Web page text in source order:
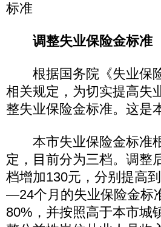
标准
调整失业保险金标准
根据国务院《失业保险
相关规定，为切实提高失
整失业保险金标准。这是
本市失业保险金标准根
定，目前分为三档。调
档增加130元，分别提高
—24个月的失业保险金标
80%，并按照高于本市城